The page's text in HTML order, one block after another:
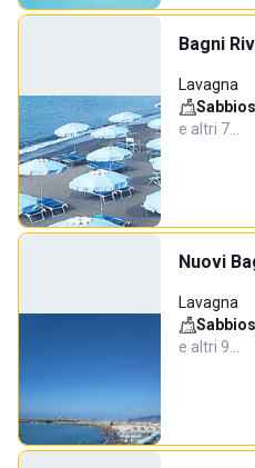
Bagni
Lavagna
e altri 7…
Nuovi
Lavagna
e altri 9…